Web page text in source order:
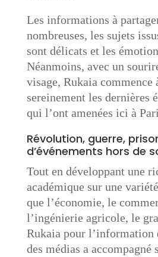
Les informations à
nombreuses, les sujets
sont délicats et les
Néanmoins, avec un
visage, Rukaia commence
sereinement les dernières
qui l’ont amenées ici à
Révolution, guerre,
d’événements hors de
Tout en développant une
académique sur une
que l’économie, le
l’ingénierie agricole, le
Rukaia pour l’information
des médias a accompagné